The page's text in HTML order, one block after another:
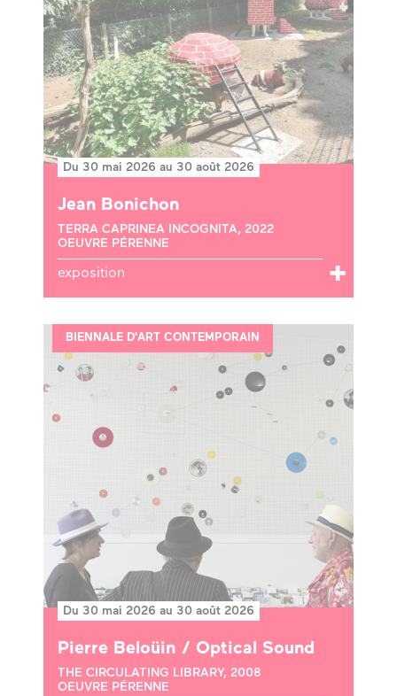
Du 30 mai 2026 au 30 août 2026
Jean Bonichon
TERRA CAPRINEA INCOGNITA, 2022
OEUVRE PÉRENNE
exposition
BIENNALE D'ART CONTEMPORAIN
Du 30 mai 2026 au 30 août 2026
Pierre Beloüin / Optical Sound
THE CIRCULATING LIBRARY, 2008
OEUVRE PÉRENNE